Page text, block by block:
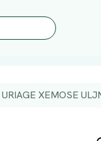
URIAGE XEMOSE